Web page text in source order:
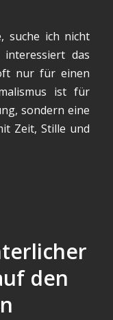
suche ich nicht
interessiert das
nur für einen
ist für
sondern eine
Zeit, Stille und
den